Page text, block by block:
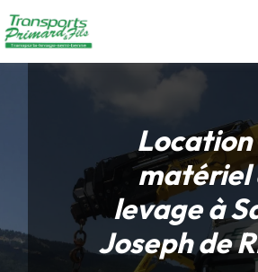
Location
matériel
levage à
Joseph de